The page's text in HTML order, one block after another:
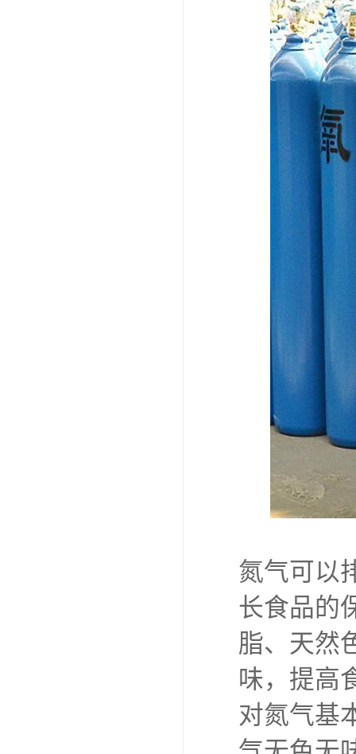
氮气可以
长食品的
脂、天然
味，提高
对氮气基